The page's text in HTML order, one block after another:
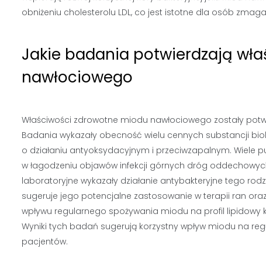
obniżeniu cholesterolu LDL, co jest istotne dla osób
Jakie badania potwierdzają
nawłociowego
Właściwości zdrowotne miodu nawłociowego zostały
Badania wykazały obecność wielu cennych substancji
o działaniu antyoksydacyjnym i przeciwzapalnym. Wiele
w łagodzeniu objawów infekcji górnych dróg
laboratoryjne wykazały działanie antybakteryjne tego
sugeruje jego potencjalne zastosowanie w terapii ran
wpływu regularnego spożywania miodu na profil
Wyniki tych badań sugerują korzystny wpływ miodu na
pacjentów.